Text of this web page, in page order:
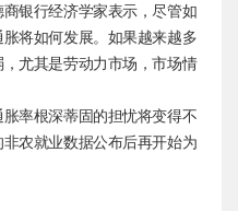
银行经济学家表示，尽管如
将如何发展。如果越来越多
尤其是劳动力市场，市场情
率根深蒂固的担忧将变得不
农就业数据公布后再开始为